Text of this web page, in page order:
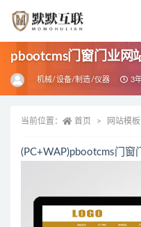
pbootcms门窗门业网
机械/设备/制造/仪器 3
当前位置： 首页 网站模板
(PC+WAP)pbootcms门窗